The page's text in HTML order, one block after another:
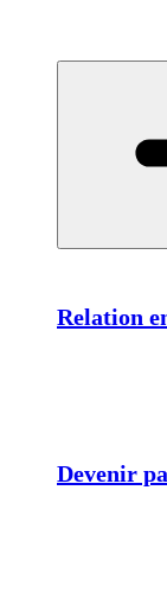
Relation
Devenir